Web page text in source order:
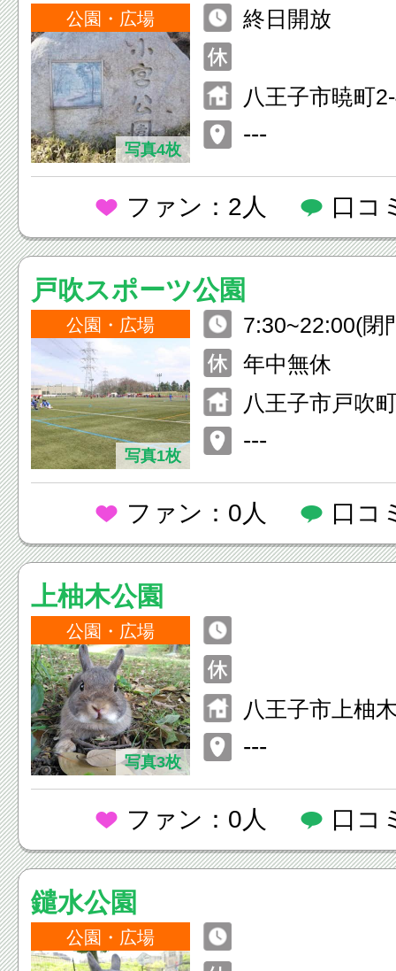
公園・広場
写真4枚
終日開放
八王子市暁町
---
ファン：2人 口コ
戸吹スポーツ公園
公園・広場
写真1枚
7:30~22:00(閉
年中無休
八王子市戸吹
---
ファン：0人 口コ
上柚木公園
公園・広場
写真3枚
八王子市上柚
---
ファン：0人 口コ
鑓水公園
公園・広場